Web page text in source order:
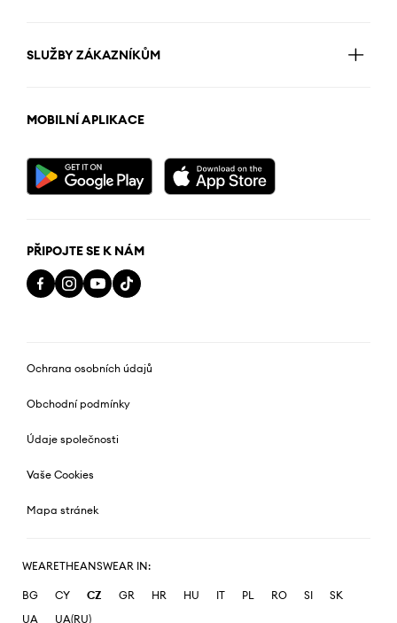
SLUŽBY ZÁKAZNÍKŮM
MOBILNÍ APLIKACE
PŘIPOJTE SE K NÁM
Ochrana osobních údajů
Obchodní podmínky
Údaje společnosti
Vaše Cookies
Mapa stránek
WEARETHEANSWEAR IN:
BG CY CZ GR HR HU IT PL RO SI
SK
UA
UA(RU)